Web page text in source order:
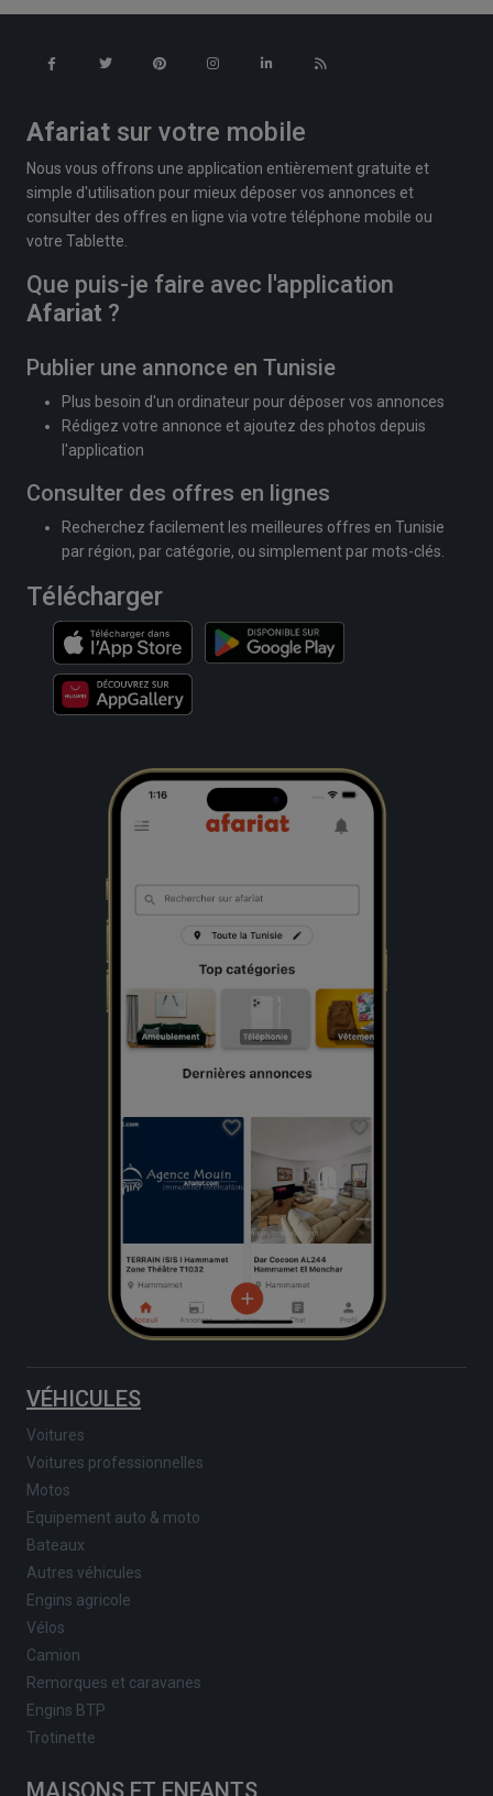
Afariat sur votre mobile
Nous vous offrons une application entièrement gratuite et
simple d'utilisation pour mieux déposer vos annonces et
consulter des offres en ligne via votre téléphone mobile ou
votre Tablette.
Que puis-je faire avec l'application
Afariat ?
Publier une annonce en Tunisie
Plus besoin d'un ordinateur pour déposer vos annonces
Rédigez votre annonce et ajoutez des photos depuis
l'application
Consulter des offres en lignes
Recherchez facilement les meilleures offres en Tunisie
par région, par catégorie, ou simplement par mots-clés.
Télécharger
VÉHICULES
Voitures
Voitures professionnelles
Motos
Equipement auto & moto
Bateaux
Autres véhicules
Engins agricole
Vélos
Camion
Remorques et caravanes
Engins BTP
Trotinette
MAISONS ET ENFANTS